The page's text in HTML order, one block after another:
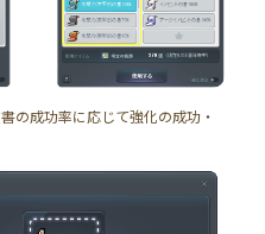
の成功率に応じて強化の成功・